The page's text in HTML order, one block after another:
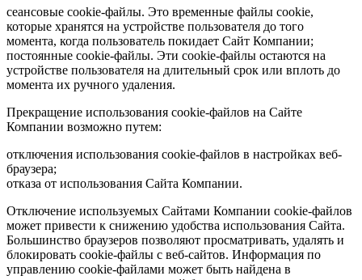
сеансовые cookie-файлы. Это временные файлы cookie,
которые хранятся на устройстве пользователя до того
момента, когда пользователь покидает Сайт Компании;
постоянные cookie-файлы. Эти cookie-файлы остаются на
устройстве пользователя на длительный срок или вплоть до
момента их ручного удаления.
Прекращение использования cookie-файлов на Сайте
Компании возможно путем:
отключения использования cookie-файлов в настройках веб-
браузера;
отказа от использования Сайта Компании.
Отключение используемых Сайтами Компании cookie-файлов
может привести к снижению удобства использования Сайта.
Большинство браузеров позволяют просматривать, удалять и
блокировать cookie-файлы c веб-сайтов. Информация по
управлению cookie-файлами может быть найдена в